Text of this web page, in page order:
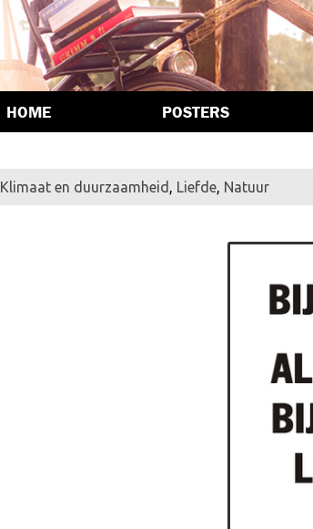
HOME POSTERS
Klimaat en duurzaamheid , Liefde, Natuur